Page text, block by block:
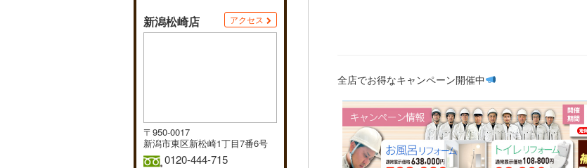
全店でお得なキャンペーン開催中
新潟松崎店 アクセス
〒950-0017
新潟市東区新松崎1丁目7番6号
0120-444-715